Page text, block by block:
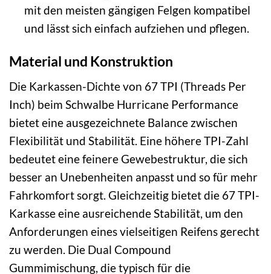
mit den meisten gängigen Felgen kompatibel
und lässt sich einfach aufziehen und pflegen.
Material und Konstruktion
Die Karkassen-Dichte von 67 TPI (Threads Per
Inch) beim Schwalbe Hurricane Performance
bietet eine ausgezeichnete Balance zwischen
Flexibilität und Stabilität. Eine höhere TPI-Zahl
bedeutet eine feinere Gewebestruktur, die sich
besser an Unebenheiten anpasst und so für mehr
Fahrkomfort sorgt. Gleichzeitig bietet die 67 TPI-
Karkasse eine ausreichende Stabilität, um den
Anforderungen eines vielseitigen Reifens gerecht
zu werden. Die Dual Compound
Gummimischung, die typisch für die